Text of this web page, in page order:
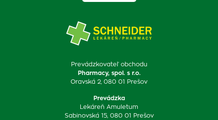
Prevádzkovateľ obchodu
Pharmacy, spol. s r.o.
Oravská 2, 080 01 Prešov
Prevádzka
Lekáreň Amuletum
Sabinovská 15, 080 01 Prešov